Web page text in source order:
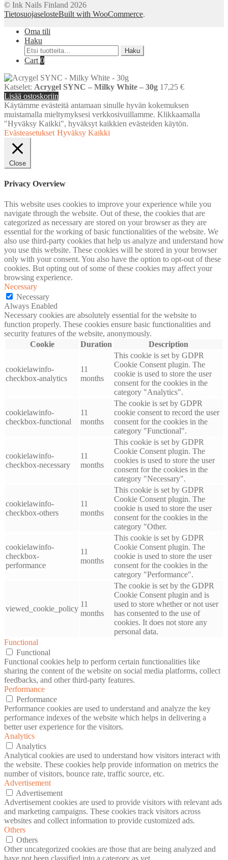
© Ink Nails Finland 2026
TietosuojaselosteBuilt with WooCommerce.
Oma tili
Haku
Etsi:
Haku
Cart 0
Katselet: Acrygel SYNC – Milky White – 30g 17,25 €
Lisää ostoskoriin
Käytämme evästeitä antamaan sinulle hyvän kokemuksen
muistamalla mieltymyksesi verkkosivuillamme. Klikkaamalla
"Hyväksy Kaikki", hyväksyt kaikkien evästeiden käytön.
Evästeasetukset Hyväksy Kaikki
Close
Privacy Overview
This website uses cookies to improve your experience while you
navigate through the website. Out of these, the cookies that are
categorized as necessary are stored on your browser as they are
essential for the working of basic functionalities of the website. We
also use third-party cookies that help us analyze and understand how
you use this website. These cookies will be stored in your browser
only with your consent. You also have the option to opt-out of these
cookies. But opting out of some of these cookies may affect your
browsing experience.
Necessary
Necessary
Always Enabled
Necessary cookies are absolutely essential for the website to
function properly. These cookies ensure basic functionalities and
security features of the website, anonymously.
Cookie
Duration Description
cookielawinfo-
checkbox-analytics
11
months
This cookie is set by GDPR
Cookie Consent plugin. The
cookie is used to store the user
consent for the cookies in the
category "Analytics".
cookielawinfo-
checkbox-functional
11
months
The cookie is set by GDPR
cookie consent to record the user
consent for the cookies in the
category "Functional".
cookielawinfo-
checkbox-necessary
11
months
This cookie is set by GDPR
Cookie Consent plugin. The
cookies is used to store the user
consent for the cookies in the
category "Necessary".
cookielawinfo-
checkbox-others
11
months
This cookie is set by GDPR
Cookie Consent plugin. The
cookie is used to store the user
consent for the cookies in the
category "Other.
cookielawinfo-
checkbox-
performance
11
months
This cookie is set by GDPR
Cookie Consent plugin. The
cookie is used to store the user
consent for the cookies in the
category "Performance".
viewed_cookie_policy
11
months
The cookie is set by the GDPR
Cookie Consent plugin and is
used to store whether or not user
has consented to the use of
cookies. It does not store any
personal data.
Functional
Functional
Functional cookies help to perform certain functionalities like
sharing the content of the website on social media platforms, collect
feedbacks, and other third-party features.
Performance
Performance
Performance cookies are used to understand and analyze the key
performance indexes of the website which helps in delivering a
better user experience for the visitors.
Analytics
Analytics
Analytical cookies are used to understand how visitors interact with
the website. These cookies help provide information on metrics the
number of visitors, bounce rate, traffic source, etc.
Advertisement
Advertisement
Advertisement cookies are used to provide visitors with relevant ads
and marketing campaigns. These cookies track visitors across
websites and collect information to provide customized ads.
Others
Others
Other uncategorized cookies are those that are being analyzed and
have not been classified into a category as yet.